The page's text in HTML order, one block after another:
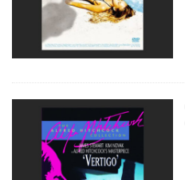
ケン・ペイジ
ケヴィン・J・メシック
ケヴィン・シールズ
ケヴィン・デュランド
ケヴィン・ブレズナハン